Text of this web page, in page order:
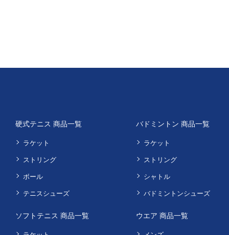
硬式テニス 商品一覧
ラケット
ストリング
ボール
テニスシューズ
ソフトテニス 商品一覧
バドミントン 商品一覧
ラケット
ストリング
シャトル
バドミントンシューズ
ウエア 商品一覧